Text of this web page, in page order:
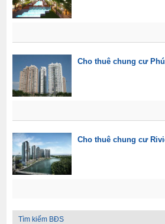
Cho thuê chung cư
Cho thuê chung cư
Tìm kiếm BĐS